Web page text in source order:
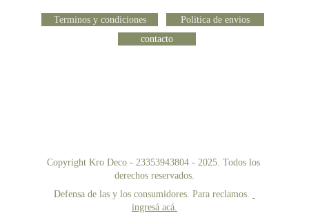
contacto
Politica de envios
Terminos y condiciones
Copyright Kro Deco - 23353943804 - 2025. Todos los
derechos reservados.
Defensa de las y los consumidores. Para reclamos.
ingresá acá.